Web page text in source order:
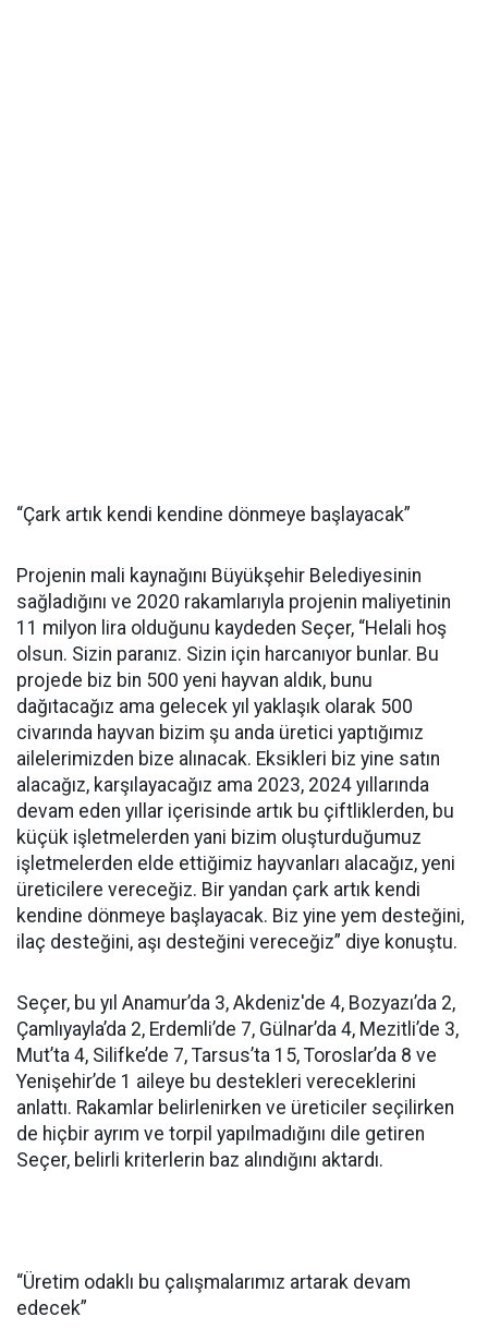
“Çark artık kendi kendine dönmeye başlayacak”
Projenin mali kaynağını Büyükşehir Belediyesinin
sağladığını ve 2020 rakamlarıyla projenin maliyetinin
11 milyon lira olduğunu kaydeden Seçer, “Helali hoş
olsun. Sizin paranız. Sizin için harcanıyor bunlar. Bu
projede biz bin 500 yeni hayvan aldık, bunu
dağıtacağız ama gelecek yıl yaklaşık olarak 500
civarında hayvan bizim şu anda üretici yaptığımız
ailelerimizden bize alınacak. Eksikleri biz yine satın
alacağız, karşılayacağız ama 2023, 2024 yıllarında
devam eden yıllar içerisinde artık bu çiftliklerden, bu
küçük işletmelerden yani bizim oluşturduğumuz
işletmelerden elde ettiğimiz hayvanları alacağız, yeni
üreticilere vereceğiz. Bir yandan çark artık kendi
kendine dönmeye başlayacak. Biz yine yem desteğini,
ilaç desteğini, aşı desteğini vereceğiz” diye konuştu.
Seçer, bu yıl Anamur’da 3, Akdeniz'de 4, Bozyazı’da 2,
Çamlıyayla’da 2, Erdemli’de 7, Gülnar’da 4, Mezitli’de 3,
Mut’ta 4, Silifke’de 7, Tarsus’ta 15, Toroslar’da 8 ve
Yenişehir’de 1 aileye bu destekleri vereceklerini
anlattı. Rakamlar belirlenirken ve üreticiler seçilirken
de hiçbir ayrım ve torpil yapılmadığını dile getiren
Seçer, belirli kriterlerin baz alındığını aktardı.
“Üretim odaklı bu çalışmalarımız artarak devam
edecek”